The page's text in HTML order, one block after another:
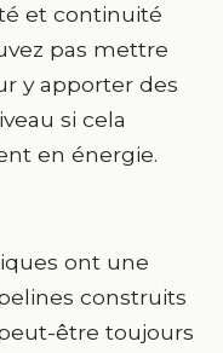
et continuité
pas mettre
y apporter des
si cela
en énergie.
ont une
construits
être toujours